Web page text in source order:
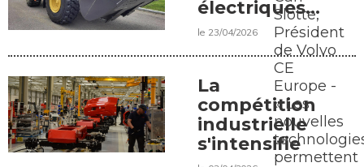
électriques
confirmé
le 23/04/2026
La
compétition
industrielle
s'intensifie
Slotte,
Président
de Volvo
CE
Europe -
« Les
nouvelles
permettent